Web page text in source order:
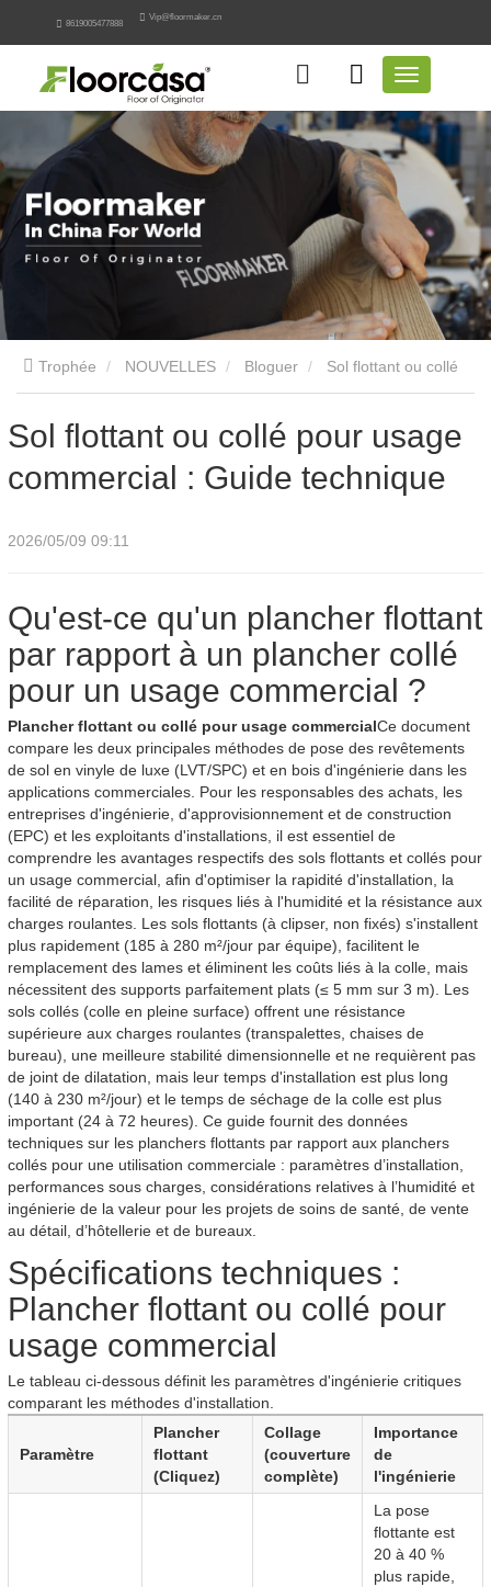
8619005477888
Vip@floormaker.cn
Trophée NOUVELLES Bloguer
pour usage commercial : Guide technique
Sol flottant ou collé pour usage
commercial : Guide technique
2026/05/09 09:11
Qu'est-ce qu'un plancher flottant
par rapport à un plancher collé
pour un usage commercial ?
Plancher flottant ou collé pour usage commercialCe document
compare les deux principales méthodes de pose des revêtements
de sol en vinyle de luxe (LVT/SPC) et en bois d'ingénierie dans les
applications commerciales. Pour les responsables des achats, les
entreprises d'ingénierie, d'approvisionnement et de construction
(EPC) et les exploitants d'installations, il est essentiel de
comprendre les avantages respectifs des sols flottants et collés pour
un usage commercial, afin d'optimiser la rapidité d'installation, la
facilité de réparation, les risques liés à l'humidité et la résistance aux
charges roulantes. Les sols flottants (à clipser, non fixés) s'installent
plus rapidement (185 à 280 m²/jour par équipe), facilitent le
remplacement des lames et éliminent les coûts liés à la colle, mais
nécessitent des supports parfaitement plats (≤ 5 mm sur 3 m). Les
sols collés (colle en pleine surface) offrent une résistance
supérieure aux charges roulantes (transpalettes, chaises de
bureau), une meilleure stabilité dimensionnelle et ne requièrent pas
de joint de dilatation, mais leur temps d'installation est plus long
(140 à 230 m²/jour) et le temps de séchage de la colle est plus
important (24 à 72 heures). Ce guide fournit des données
techniques sur les planchers flottants par rapport aux planchers
collés pour une utilisation commerciale : paramètres d’installation,
performances sous charges, considérations relatives à l’humidité et
ingénierie de la valeur pour les projets de soins de santé, de vente
au détail, d’hôtellerie et de bureaux.
Spécifications techniques :
Plancher flottant ou collé pour
usage commercial
Le tableau ci-dessous définit les paramètres d'ingénierie critiques
comparant les méthodes d'installation.
Paramètre
Plancher
flottant
(Cliquez)
Collage
(couverture
complète)
Importance
de
l'ingénierie
La pose
flottante est
20 à 40 %
plus rapide,